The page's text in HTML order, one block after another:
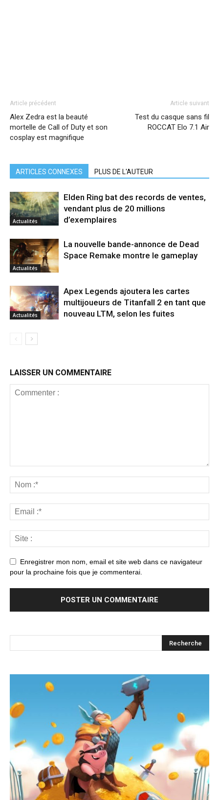
Article précédent
Alex Zedra est la beauté
mortelle de Call of Duty et son
cosplay est magnifique
Article suivant
Test du casque sans fil
ROCCAT Elo 7.1 Air
ARTICLES CONNEXES PLUS DE L'AUTEUR
Actualités
Elden Ring bat des records de ventes,
vendant plus de 20 millions
d’exemplaires
Actualités
La nouvelle bande-annonce de Dead
Space Remake montre le gameplay
Actualités
Apex Legends ajoutera les cartes
multijoueurs de Titanfall 2 en tant que
nouveau LTM, selon les fuites
LAISSER UN COMMENTAIRE
Enregistrer mon nom, email et site web dans ce navigateur
pour la prochaine fois que je commenterai.